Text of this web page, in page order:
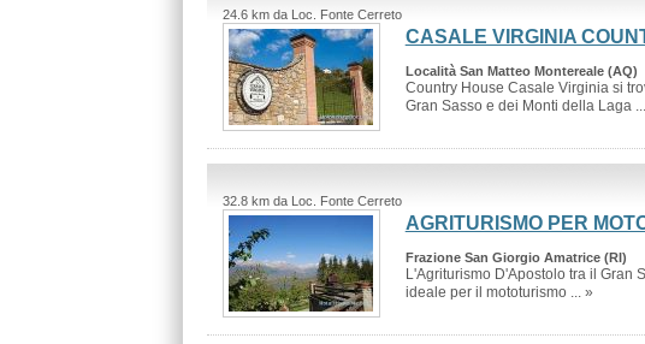
24.6 km da Loc. Fonte Cerreto
CASALE VIRGINIA
Località San Matteo Montereale (AQ)
Country House Casale Virginia si
Gran Sasso e dei Monti della Laga
32.8 km da Loc. Fonte Cerreto
AGRITURISMO PER
Frazione San Giorgio Amatrice (RI)
L'Agriturismo D'Apostolo tra il Gran
ideale per il mototurismo ... »